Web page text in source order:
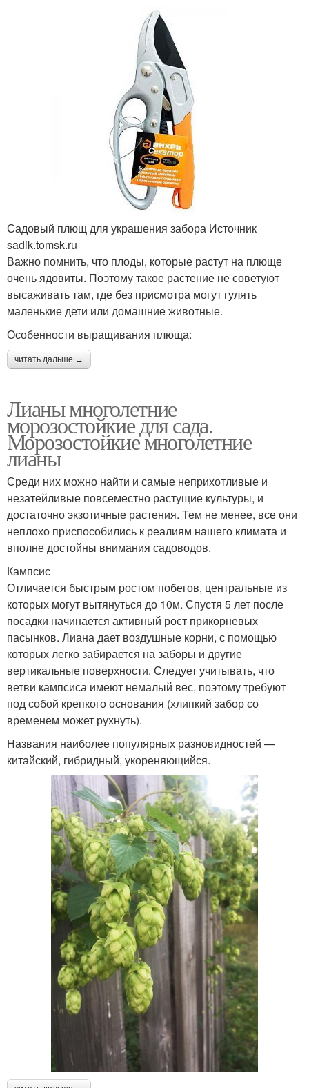
Садовый плющ для украшения забора Источник
sadik.tomsk.ru
Важно помнить, что плоды, которые растут на плюще
очень ядовиты. Поэтому такое растение не советуют
высаживать там, где без присмотра могут гулять
маленькие дети или домашние животные.
Особенности выращивания плюща:
читать дальше →
Лианы многолетние
морозостойкие для сада.
Морозостойкие многолетние
лианы
Среди них можно найти и самые неприхотливые и
незатейливые повсеместно растущие культуры, и
достаточно экзотичные растения. Тем не менее, все они
неплохо приспособились к реалиям нашего климата и
вполне достойны внимания садоводов.
Кампсис
Отличается быстрым ростом побегов, центральные из
которых могут вытянуться до 10м. Спустя 5 лет после
посадки начинается активный рост прикорневых
пасынков. Лиана дает воздушные корни, с помощью
которых легко забирается на заборы и другие
вертикальные поверхности. Следует учитывать, что
ветви кампсиса имеют немалый вес, поэтому требуют
под собой крепкого основания (хлипкий забор со
временем может рухнуть).
Названия наиболее популярных разновидностей —
китайский, гибридный, укореняющийся.